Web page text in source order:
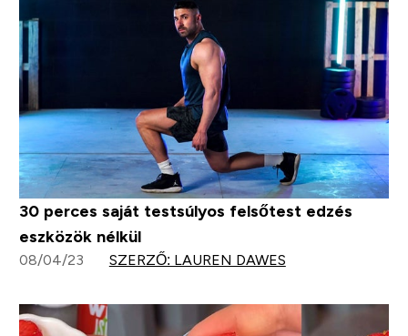
30 perces saját testsúlyos felsőtest edzés
eszközök nélkül
08/04/23 SZERZŐ: LAUREN DAWES